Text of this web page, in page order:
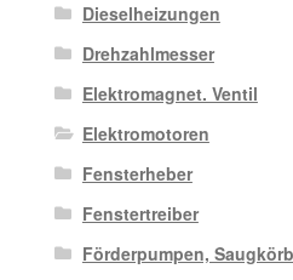
Dieselheizungen
Drehzahlmesser
Elektromagnet. Ventil
Elektromotoren
Fensterheber
Fenstertreiber
Förderpumpen,